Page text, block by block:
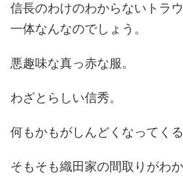
信長のわけのわからないトラ
一体なんなのでしょう。
悪趣味な真っ赤な服。
わざとらしい信秀。
何もかもがしんどくなってくる
そもそも織田家の間取りがわ